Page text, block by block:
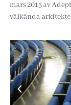
mars 2015 av
välkända